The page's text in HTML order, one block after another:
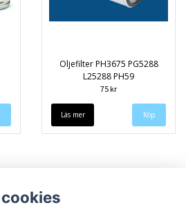
Oljefilter PH3675 PG5288
L25288 PH59
75 kr
Läs mer